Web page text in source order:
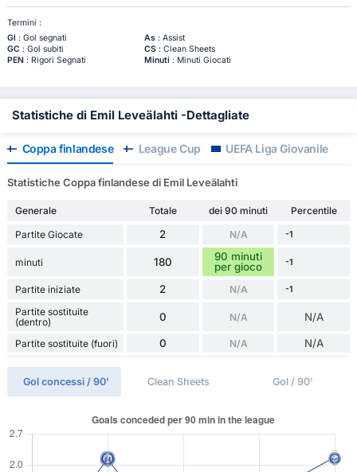
Termini :
Gl : Gol segnati As: Assist
GC : Gol subiti CS: Clean Sheets
PEN: Rigori Segnati Minuti : Minuti Giocati
Statistiche di Emil Leveälahti -Dettagliate
Coppa finlandese League Cup UEFA Liga Giovanile
Statistiche Coppa finlandese di Emil Leveälahti
Generale Totale dei 90 minuti
Percentile
Partite Giocate
2 N/A -1
minuti 180
90 minuti
per gioco
-1
Partite iniziate 2 N/A -1
Partite sostituite
(dentro)
0 N/A N/A
Partite sostituite (fuori) 0 N/A N/A
Gol concessi / 90' Clean Sheets Gol / 90'